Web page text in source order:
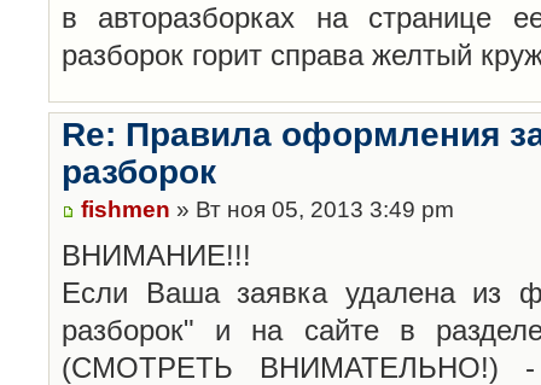
в авторазборках на странице
разборок горит справа желтый
Re: Правила оформления
разборок
fishmen » Вт ноя 05, 2013 3:49 pm
ВНИМАНИЕ!!!
Если Ваша заявка удалена из
разборок" и на сайте в
(СМОТРЕТЬ ВНИМАТЕЛЬНО!)